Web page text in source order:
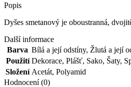
Popis
Dyšes smetanový je oboustranná,
Další informace
Barva Bílá a její odstíny, Žlutá a její
Použití Dekorace, Plášť, Sako, Šaty,
Složení Acetát, Polyamid
Hodnocení (0)